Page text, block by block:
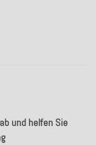
und helfen Sie